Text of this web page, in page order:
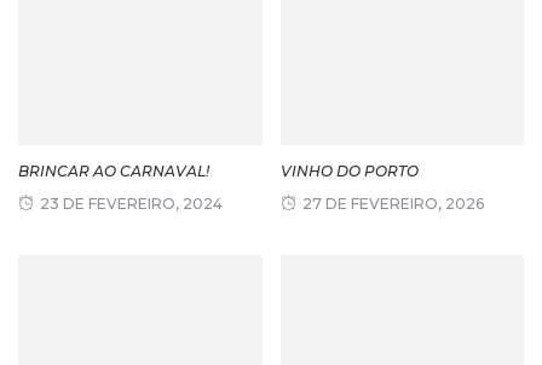
BRINCAR AO CARNAVAL!
23 DE FEVEREIRO, 2024
VINHO DO PORTO
27 DE FEVEREIRO, 2026